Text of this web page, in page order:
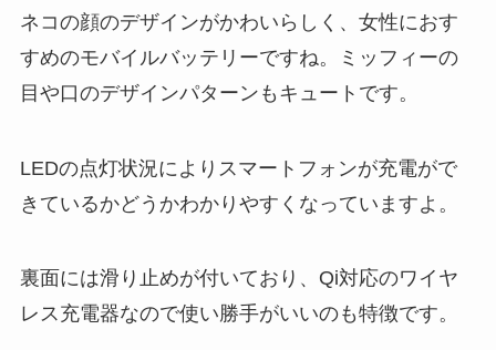
ネコの顔のデザインがかわいらしく、女性におす
すめのモバイルバッテリーですね。ミッフィーの
目や口のデザインパターンもキュートです。
LEDの点灯状況によりスマートフォンが充電がで
きているかどうかわかりやすくなっていますよ。
裏面には滑り止めが付いており、Qi対応のワイヤ
レス充電器なので使い勝手がいいのも特徴です。